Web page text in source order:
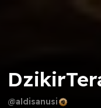
@aldisanusi